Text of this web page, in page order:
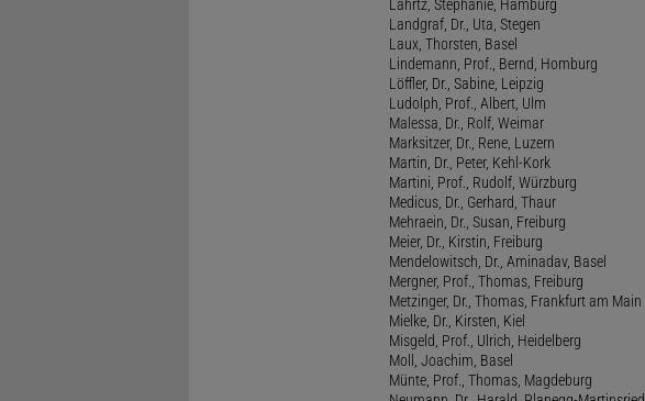
Lahrtz, Stephanie, Hamburg
Landgraf, Dr., Uta, Stegen
Laux, Thorsten, Basel
Lindemann, Prof., Bernd, Homburg
Löffler, Dr., Sabine, Leipzig
Ludolph, Prof., Albert, Ulm
Malessa, Dr., Rolf, Weimar
Marksitzer, Dr., Rene, Luzern
Martin, Dr., Peter, Kehl-Kork
Martini, Prof., Rudolf, Würzburg
Medicus, Dr., Gerhard, Thaur
Mehraein, Dr., Susan, Freiburg
Meier, Dr., Kirstin, Freiburg
Mendelowitsch, Dr., Aminadav, Basel
Mergner, Prof., Thomas, Freiburg
Metzinger, Dr., Thomas, Frankfurt am Main
Mielke, Dr., Kirsten, Kiel
Misgeld, Prof., Ulrich, Heidelberg
Moll, Joachim, Basel
Münte, Prof., Thomas, Magdeburg